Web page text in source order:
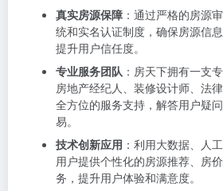
真实房源保障 ：通过严格的房源
统和实名认证制度，确保房源信
提升用户信任度。
专业服务团队 ：房天下拥有一支
房地产经纪人、装修设计师、法
全方位的服务支持，解答用户疑
易。
技术创新应用 ：利用大数据、人
用户提供个性化的房源推荐、房
务，提升用户体验和满意度。